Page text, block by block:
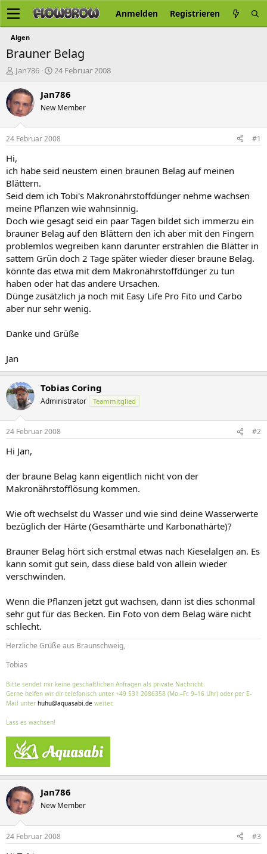
Anmelden Registrieren
Algen
Brauner Belag
E
s
t
e
e
Jan786
E
s
e
l
t
m
24 Februar 2008
Jan786
New Member
24 Februar 2008 #1
Hi,
ich habe seid neustem einen braunen Belag auf meinen
Blättern.
Seid dem ich Tobi's Makronährstoffdünger nehme wachsen
meine Pflanzen wie wahnsinnig.
Doch wie gesagt seid ein paar Tagen bildet sich immerzu ein
brauner Belag auf den Blättern den ich aber mit den Fingern
problemlos wegreiben kann darunter erstrahlen die Blätter in
sattem Grün doch 2 Tage später wieder dieser braune Belag.
könnte das etwa mit dem Makronährstoffdünger zu tun
haben oder hat das andere Ursachen.
Dünge zusätzlich ja noch mit Easy Life Pro Fito und Carbo
aber nur sehr wenig.
Danke und Grüße
Jan
Tobias Coring
Administrator Teammitglied
24 Februar 2008 #2
Hi Jan,
der braune Belag kann eigentlich nicht von der
Makronährstofflösung kommen.
Wie oft wechselst du Wasser und wie sind deine Wasserwerte
bezüglich der Härte (Gesamthärte und Karbonathärte)?
Brauner Belag hört sich erstmal etwas nach Kieselalgen an. Es
kann somit gut sein, dass diese bald von allein wieder
verschwinden.
Wenn die Pflanzen jetzt gut wachsen, dann ist dies schonmal
sehr gut für das Becken. Ein Foto von dem Belag wäre nicht
schlecht.
Herzliche Grüße aus Braunschweig,
Tobias
Bitte sendet mir keine geschäftlichen Anfragen als private Nachricht.
Gerne helfen wir dir telefonisch unter +49 531 2086358 (Mo.–Fr. 9–16 Uhr) oder per E-
Mail unter huhu@aquasabi.de weiter.
Lass es wachsen!
Jan786
New Member
24 Februar 2008 #3